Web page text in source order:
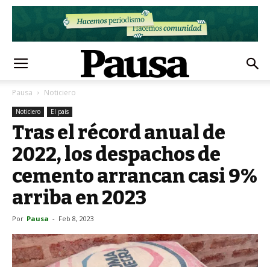
Pausa Noticiero
Noticiero El país
Tras el récord anual de
2022, los despachos de
cemento arrancan casi 9%
arriba en 2023
Por Pausa - Feb 8, 2023